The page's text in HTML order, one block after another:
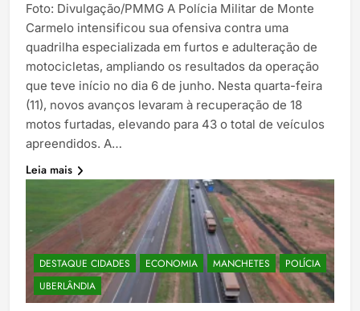
Foto: Divulgação/PMMG A Polícia Militar de Monte
Carmelo intensificou sua ofensiva contra uma
quadrilha especializada em furtos e adulteração de
motocicletas, ampliando os resultados da operação
que teve início no dia 6 de junho. Nesta quarta-feira
(11), novos avanços levaram à recuperação de 18
motos furtadas, elevando para 43 o total de veículos
apreendidos. A…
Leia mais
DESTAQUE CIDADES ECONOMIA MANCHETES
POLÍCIA
UBERLÂNDIA